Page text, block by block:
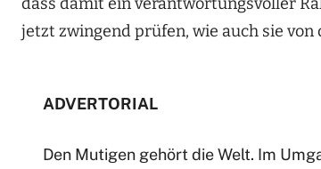
jetzt zwingend prüfen, wie auch sie
ADVERTORIAL
Den Mutigen gehört die Welt. Im